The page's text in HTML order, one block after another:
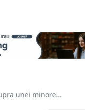
unei minore...